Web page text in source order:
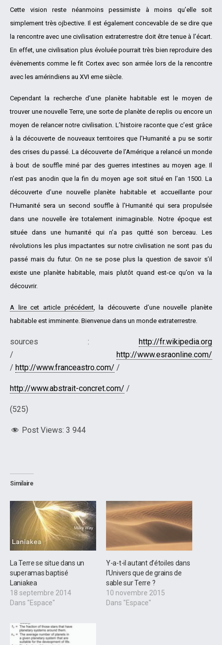
Cette vision reste néanmoins pessimiste à moins qu’elle soit
simplement très ojbective. Il est également concevable de se dire que
la rencontre avec une civilisation extraterrestre doit être tenue à l’écart.
En effet, une civilisation plus évoluée pourrait très bien reproduire des
évènements comme le fit Cortex avec son armée lors de la rencontre
avec les amérindiens au XVI eme siècle.
Cependant la recherche d’une planète habitable est le moyen de
trouver une nouvelle Terre, une sorte de planète de replis ou encore un
moyen de relancer notre civilisation. L’histoire raconte que c’est grâce
à la découverte de nouveaux territoires que l’Humanité a pu se sortir
des crises du passé. La découverte de l’Amérique a relancé un monde
à bout de souffle miné par des guerres intestines au moyen age. Il
n’est pas anodin que la fin du moyen age soit situé en l’an 1500. La
découverte d’une nouvelle planète habitable et accueillante pour
l’Humanité sera un second souffle à l’Humanité qui sera propulsée
dans une nouvelle ère totalement inimaginable. Notre époque est
située dans une humanité qui n’a pas quitté son berceau. Les
révolutions les plus impactantes sur notre civilisation ne sont pas du
passé mais du futur. On ne se pose plus la question de savoir s’il
existe une planète habitable, mais plutôt quand est-ce qu’on va la
découvrir.
A lire cet article précédent, la découverte d’une nouvelle planète
habitable est imminente. Bienvenue dans un monde extraterrestre.
sources :
http://fr.wikipedia.org
/
http://www.esraonline.com/
/ http://www.franceastro.com/ /
http://www.abstrait-concret.com/ /
(525)
Post Views: 3 944
Similaire
La Terre se situe dans un
superamas baptisé
Laniakea
18 septembre 2014
Dans "Espace"
Y-a-t-il autant d’étoiles dans
l’Univers que de grains de
sable sur Terre ?
10 novembre 2015
Dans "Espace"